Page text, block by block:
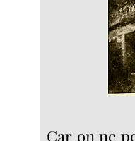
Car on ne